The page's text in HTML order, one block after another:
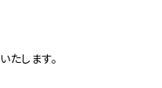
します。